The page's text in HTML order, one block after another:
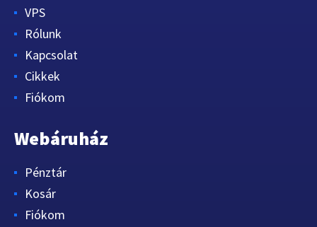
VPS
Rólunk
Kapcsolat
Cikkek
Fiókom
Webáruház
Pénztár
Kosár
Fiókom